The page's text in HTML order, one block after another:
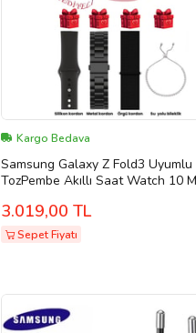
Kargo Bedava
Samsung Galaxy Z Fold3 Uyumlu
TozPembe Akıllı Saat Watch 10
(Şeker Pembesi)
3.019,00 TL
Sepet Fiyatı